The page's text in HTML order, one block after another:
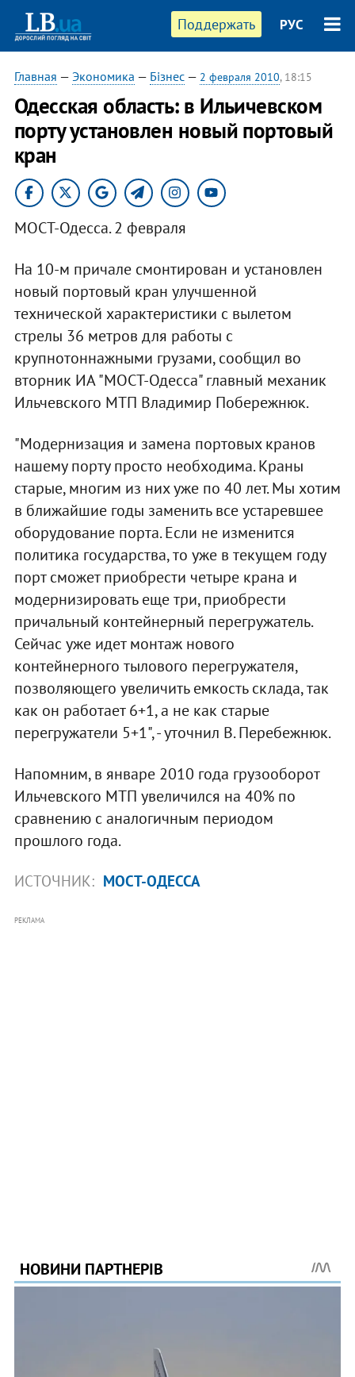
Поддержать РУС
Главная — Экономика — Бізнес— 2 февраля 2010, 18:15
Одесская область: в Ильичевском
порту установлен новый портовый
кран
МОСТ-Одесса. 2 февраля
На 10-м причале смонтирован и установлен
новый портовый кран улучшенной
технической характеристики с вылетом
стрелы 36 метров для работы с
крупнотоннажными грузами, сообщил во
вторник ИА "МОСТ-Одесса" главный механик
Ильчевского МТП Владимир Побережнюк.
"Модернизация и замена портовых кранов
нашему порту просто необходима. Краны
старые, многим из них уже по 40 лет. Мы хотим
в ближайшие годы заменить все устаревшее
оборудование порта. Если не изменится
политика государства, то уже в текущем году
порт сможет приобрести четыре крана и
модернизировать еще три, приобрести
причальный контейнерный перегружатель.
Сейчас уже идет монтаж нового
контейнерного тылового перегружателя,
позволяющего увеличить емкость склада, так
как он работает 6+1, а не как старые
перегружатели 5+1", - уточнил В. Перебежнюк.
Напомним, в январе 2010 года грузооборот
Ильчевского МТП увеличился на 40% по
сравнению с аналогичным периодом
прошлого года.
ИСТОЧНИК: МОСТ-ОДЕССА
РЕКЛАМА